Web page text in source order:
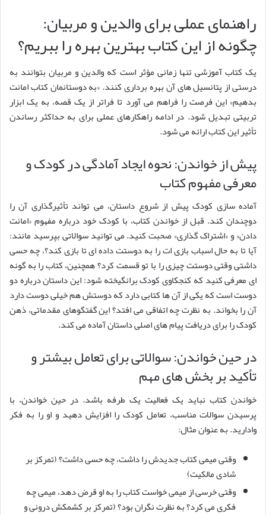
راهنمای عملی برای والدین و مربیان:
چگونه از این کتاب بهترین بهره را ببریم؟
یک کتاب آموزشی تنها زمانی مؤثر است که والدین و مربیان بتوانند به
درستی از پتانسیل های آن بهره برداری کنند. «به دوستانمان کتاب امانت
بدهیم» این فرصت را فراهم می آورد تا فراتر از یک قصه، به یک ابزار
تربیتی تبدیل شود. در ادامه راهکارهای عملی برای به حداکثر رساندن
تأثیر این کتاب ارائه می شود.
پیش از خواندن: نحوه ایجاد آمادگی در کودک و
معرفی مفهوم کتاب
آماده سازی کودک پیش از شروع داستان، می تواند تأثیرگذاری آن را
دوچندان کند. قبل از خواندن کتاب، با کودک خود درباره مفهوم «امانت
دادن» و «اشتراک گذاری» صحبت کنید. می توانید سوالاتی بپرسید مانند:
آیا تا به حال اسباب بازی ات را به دوستت داده ای تا بازی کند؟، چه حسی
داشتی وقتی دوستت چیزی را با تو قسمت کرد؟ همچنین، کتاب را به گونه
ای معرفی کنید که کنجکاوی کودک برانگیخته شود: این داستان درباره دو
دوست است که یکی از آن ها کتابی دارد که دوستش هم خیلی دوست دارد
آن را بخواند. به نظرت چه اتفاقی می افتد؟ این گفتگوهای مقدماتی، ذهن
کودک را برای دریافت پیام های اصلی داستان آماده می کند.
در حین خواندن: سوالاتی برای تعامل بیشتر و
تأکید بر بخش های مهم
خواندن کتاب نباید یک فعالیت یک طرفه باشد. در حین خواندن، با
پرسیدن سوالات مناسب، تعامل کودک را افزایش دهید و او را به فکر
وادارید. به عنوان مثال:
وقتی میمی کتاب جدیدش را داشت، چه حسی داشت؟ (تمرکز بر
شادی مالکیت)
وقتی خرسی از میمی خواست کتاب را به او قرض دهد، میمی چه
فکری می کرد؟ به نظرت نگران بود؟ (تمرکز بر کشمکش درونی و